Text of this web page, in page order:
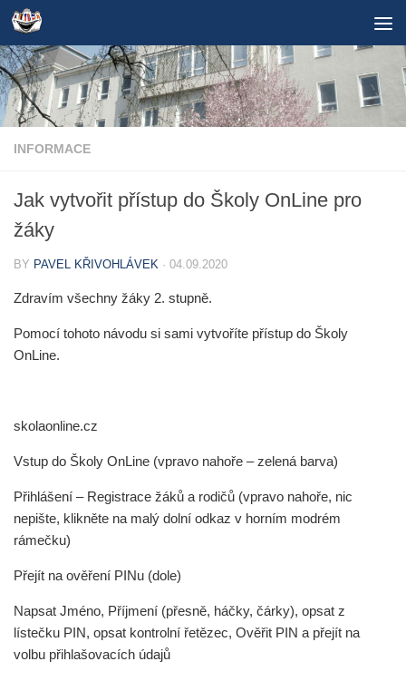
Skip to content
INFORMACE
Jak vytvořit přístup do Školy OnLine pro
žáky
BY PAVEL KŘIVOHLÁVEK · 04.09.2020
Zdravím všechny žáky 2. stupně.
Pomocí tohoto návodu si sami vytvoříte přístup do Školy
OnLine.
skolaonline.cz
Vstup do Školy OnLine (vpravo nahoře – zelená barva)
Přihlášení – Registrace žáků a rodičů (vpravo nahoře, nic
nepište, klikněte na malý dolní odkaz v horním modrém
rámečku)
Přejít na ověření PINu (dole)
Napsat Jméno, Příjmení (přesně, háčky, čárky), opsat z
lístečku PIN, opsat kontrolní řetězec, Ověřit PIN a přejít na
volbu přihlašovacích údajů